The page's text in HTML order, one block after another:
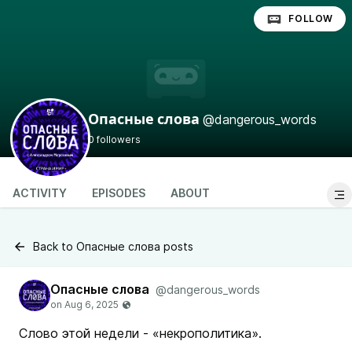
Опасные слова @dangerous_words
0 followers
FOLLOW
ACTIVITY EPISODES ABOUT
Back to Опасные слова posts
Опасные слова @dangerous_words
Слово этой недели - «некрополитика».